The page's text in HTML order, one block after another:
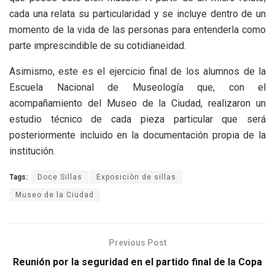
cada una relata su particularidad y se incluye dentro de un
momento de la vida de las personas para entenderla como
parte imprescindible de su cotidianeidad.
Asimismo, este es el ejercicio final de los alumnos de la
Escuela Nacional de Museología que, con el
acompañamiento del Museo de la Ciudad, realizaron un
estudio técnico de cada pieza particular que será
posteriormente incluido en la documentación propia de la
institución.
Tags: Doce Sillas Exposiciòn de sillas
Museo de la Ciudad
Previous Post
Reunión por la seguridad en el partido final de la Copa